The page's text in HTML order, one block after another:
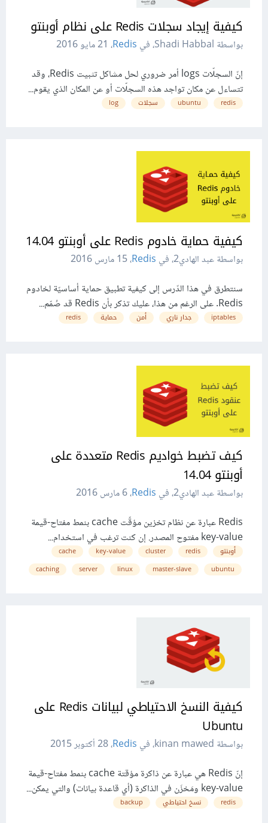
كيفية إيجاد سجلات Redis على نظام أوبنتو
بواسطة Shadi Habbal، في Redis، 21 مايو 2016
إنّ السجلّات logs أمر ضروري لحل مشاكل تثبيت Redis، وقد
تتساءل عن مكان تواجد هذه السجلّات أو عن المكان الذي يقوم...
redis
ubuntu سجلات log
كيفية حماية خادوم Redis على أوبنتو 14.04
بواسطة عبد الهادي2، في Redis،15 مارس 2016
سنتطرق في هذا الدّرس إلى كيفية تطبيق حماية أساسيّة لخادوم
Redis. على الرغم من هذا، عليك تذكر بأن Redis قد صُمّم...
iptables جدار ناري أمن حماية redis
كيف تضبط خواديم Redis متعددة على
أوبنتو 14.04
بواسطة عبد الهادي2، في Redis،6 مارس 2016
Redis عبارة عن نظام تخزين مؤقّت cache بنمط مفتاح-قيمة
key-value مفتوح المصدر. إن كنت ترغب في استخدام...
أوبنتو redis
cluster
key-value
cache
ubuntu
master-slave
linux
server
caching
كيفية النسخ الاحتياطي لبيانات Redis على
Ubuntu
بواسطة kinan mawed، في Redis،28 أكتوبر 2015
إنّ Redis هي عبارة عن ذاكرة مؤقتة cache بنمط مفتاح-قيمة
key-value ومَخزَن في الذاكرة (أي قاعدة بيانات) والتي يمكن...
redis نسخ احتياطي backup